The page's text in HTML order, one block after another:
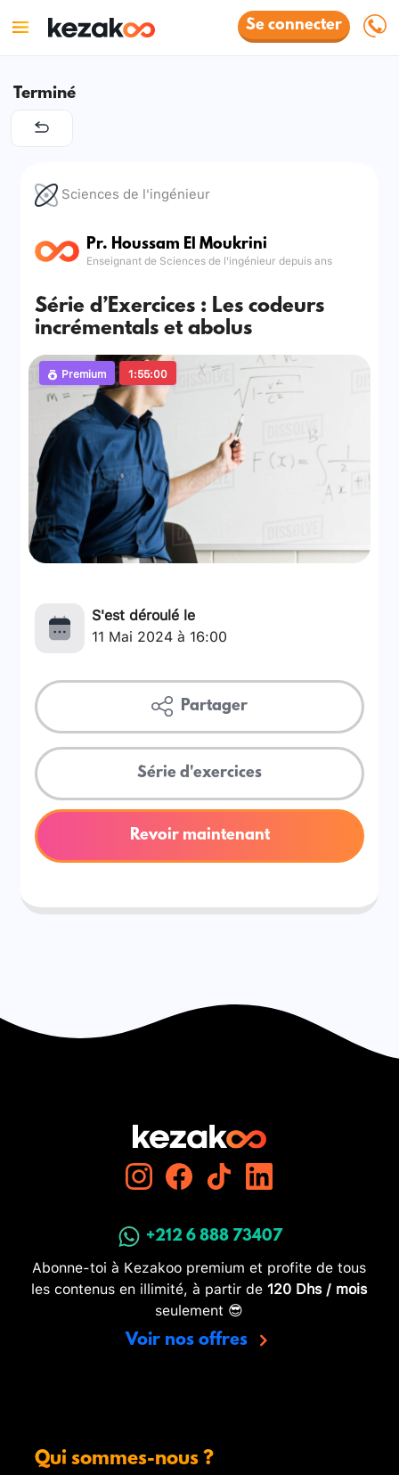
Se connecter
Terminé
Sciences de l'ingénieur
Pr. Houssam El Moukrini
Enseignant de Sciences de l'ingénieur depuis ans
Série d’Exercices : Les codeurs
incrémentals et abolus
Premium 1:55:00
S'est déroulé le
11 Mai 2024 à 16:00
Partager
Série d'exercices
Revoir maintenant
+212 6 888 73407
Abonne-toi à Kezakoo premium et profite de tous
les contenus en illimité, à partir de 120 Dhs / mois
seulement 😎
Voir nos offres
Qui sommes-nous ?